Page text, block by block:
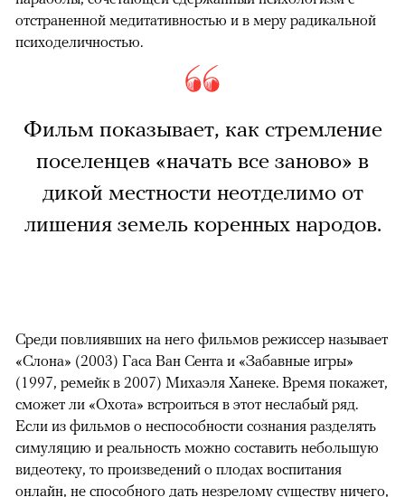
отстраненной медитативностью и в меру радикальной
психоделичностью.
Фильм показывает, как стремление
поселенцев «начать все заново» в
дикой местности неотделимо от
лишения земель коренных народов.
Среди повлиявших на него фильмов режиссер называет
«Слона» (2003) Гаса Ван Сента и «Забавные игры»
(1997, ремейк в 2007) Михаэля Ханеке. Время покажет,
сможет ли «Охота» встроиться в этот неслабый ряд.
Если из фильмов о неспособности сознания разделять
симуляцию и реальность можно составить небольшую
видеотеку, то произведений о плодах воспитания
онлайн, не способного дать незрелому существу ничего,